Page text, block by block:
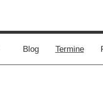
Blog Termine